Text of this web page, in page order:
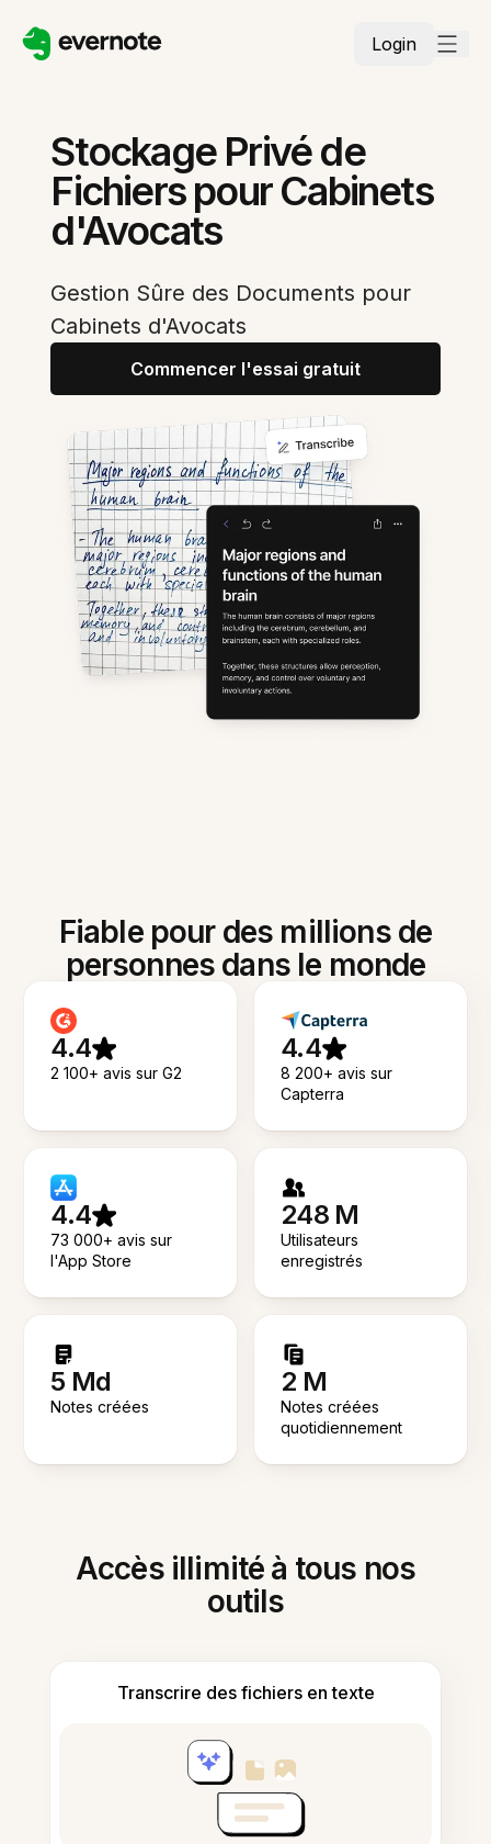
Login
Stockage Privé de
Fichiers pour Cabinets
d'Avocats
Gestion Sûre des Documents pour
Cabinets d'Avocats
Commencer l'essai gratuit
Fiable pour des millions de
personnes dans le monde
4.4
2 100+ avis sur G2
4.4
8 200+ avis sur
Capterra
4.4
73 000+ avis sur
l'App Store
248 M
Utilisateurs
enregistrés
5 Md
Notes créées
2 M
Notes créées
quotidiennement
Accès illimité à tous nos
outils
Transcrire des fichiers en texte